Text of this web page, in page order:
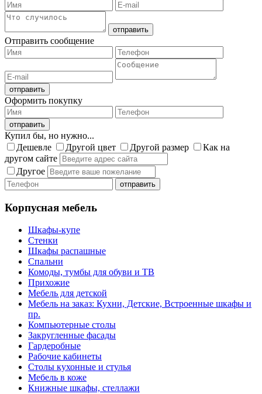
Отправить сообщение
Оформить покупку
Купил бы, но нужно...
Дешевле
Другой цвет Другой размер
Как на
другом сайте
Другое
Корпусная мебель
Шкафы-купе
Стенки
Шкафы распашные
Спальни
Комоды, тумбы для обуви и ТВ
Прихожие
Мебель для детской
Мебель на заказ: Кухни, Детские, Встроенные шкафы и
пр.
Компьютерные столы
Закругленные фасады
Гардеробные
Рабочие кабинеты
Столы кухонные и стулья
Мебель в коже
Книжные шкафы, стеллажи